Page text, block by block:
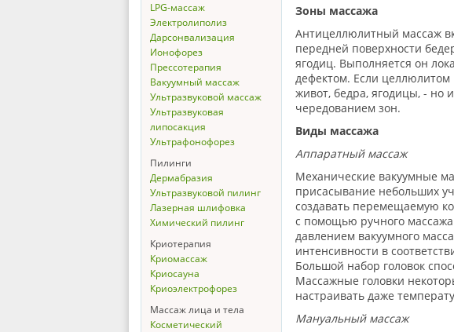
LPG-массаж
Электролиполиз
Дарсонвализация
Ионофорез
Прессотерапия
Вакуумный массаж
Ультразвуковой массаж
Ультразвуковая
липосакция
Ультрафонофорез
Пилинги
Дермабразия
Ультразвуковой пилинг
Лазерная шлифовка
Химический пилинг
Криотерапия
Криомассаж
Криосауна
Криоэлектрофорез
Массаж лица и тела
Косметический
Зоны массажа
Антицеллюлитный массаж
передней поверхности
ягодиц. Выполняется он
дефектом. Если
живот, бедра, ягодицы, - но
чередованием зон.
Виды массажа
Аппаратный массаж
Механические вакуумные
присасывание небольших
создавать перемещаемую
с помощью ручного
давлением вакуумного
интенсивности в
Большой набор головок
Массажные головки
настраивать даже
Мануальный массаж